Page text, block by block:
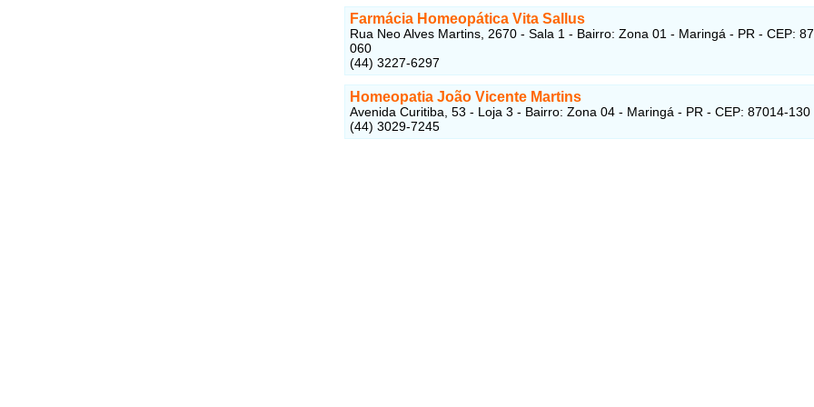
Farmácia Homeopática Vita Sallus
Rua Neo Alves Martins, 2670 - Sala 1 - Bairro: Zona 01 - Maringá - PR - CEP:
060
(44) 3227-6297
Homeopatia João Vicente Martins
Avenida Curitiba, 53 - Loja 3 - Bairro: Zona 04 - Maringá - PR - CEP: 87014-130
(44) 3029-7245